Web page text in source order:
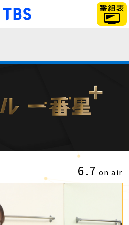
「TBSテレビ」トップ
6.7 on air